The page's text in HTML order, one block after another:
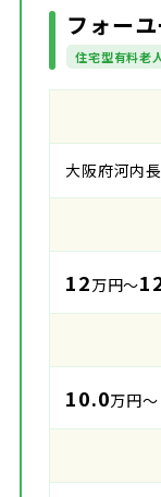
フォー
住宅型有料老
大阪府河内
12万円～
10.0万円～